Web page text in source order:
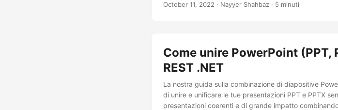
October 11, 2022 · Nayyer Shahbaz · 5 minuti
Come unire PowerPoint (PPT,
REST .NET
La nostra guida sulla combinazione di diapositive
di unire e unificare le tue presentazioni PPT e PPTX
presentazioni coerenti e di grande impatto